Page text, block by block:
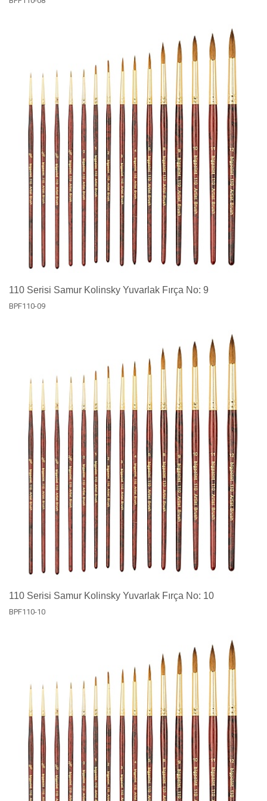
110 Serisi Samur Kolinsky Yuvarlak Fırça No: 9
BPF110-09
110 Serisi Samur Kolinsky Yuvarlak Fırça No: 10
BPF110-10